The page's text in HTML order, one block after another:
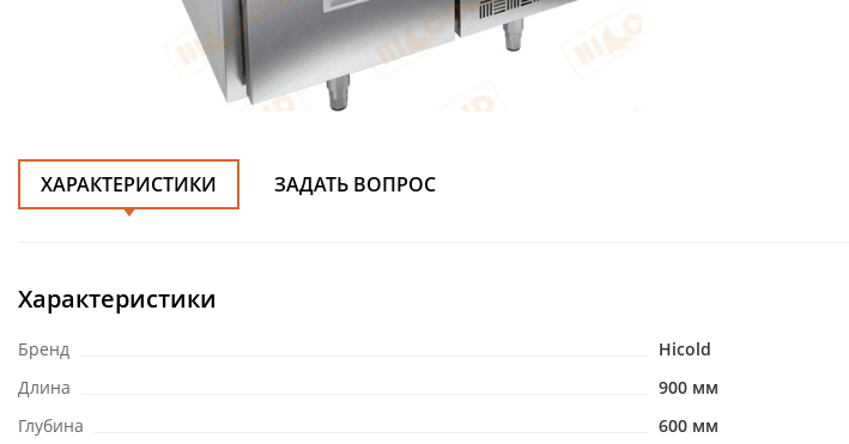
ХАРАКТЕРИСТИКИ ЗАДАТЬ ВОПРОС
Характеристики
Бренд
Hicold
Длина
900 мм
Глубина
600 мм